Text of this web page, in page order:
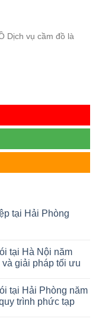
Dịch vụ cầm đồ là
tại Hải Phòng
tại Hà Nội năm
giải pháp tối ưu
tại Hải Phòng năm
trình phức tạp